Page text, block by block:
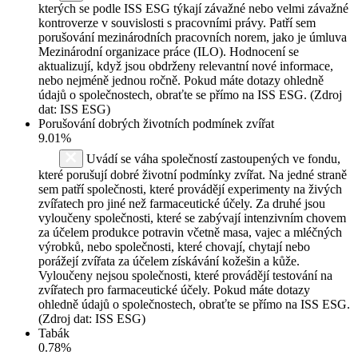
kterých se podle ISS ESG týkají závažné nebo velmi závažné
kontroverze v souvislosti s pracovními právy. Patří sem
porušování mezinárodních pracovních norem, jako je úmluva
Mezinárodní organizace práce (ILO). Hodnocení se
aktualizují, když jsou obdrženy relevantní nové informace,
nebo nejméně jednou ročně. Pokud máte dotazy ohledně
údajů o společnostech, obraťte se přímo na ISS ESG. (Zdroj
dat: ISS ESG)
Porušování dobrých životních podmínek zvířat
9.01%
Uvádí se váha společností zastoupených ve fondu,
které porušují dobré životní podmínky zvířat. Na jedné straně
sem patří společnosti, které provádějí experimenty na živých
zvířatech pro jiné než farmaceutické účely. Za druhé jsou
vyloučeny společnosti, které se zabývají intenzivním chovem
za účelem produkce potravin včetně masa, vajec a mléčných
výrobků, nebo společnosti, které chovají, chytají nebo
porážejí zvířata za účelem získávání kožešin a kůže.
Vyloučeny nejsou společnosti, které provádějí testování na
zvířatech pro farmaceutické účely. Pokud máte dotazy
ohledně údajů o společnostech, obraťte se přímo na ISS ESG.
(Zdroj dat: ISS ESG)
Tabák
0.78%